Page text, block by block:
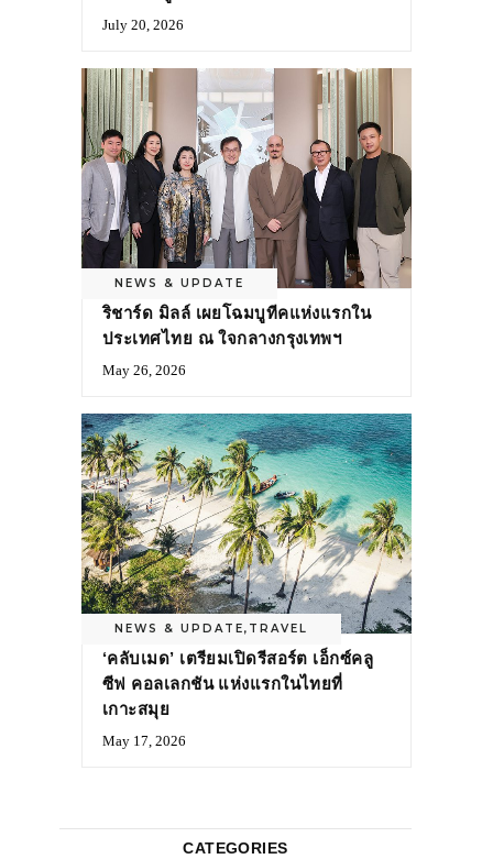
July 20, 2026
NEWS & UPDATE
ริชาร์ด มิลล์ เผยโฉมบูทีคแห่งแรกใน
ประเทศไทย ณ ใจกลางกรุงเทพฯ
May 26, 2026
NEWS & UPDATE, TRAVEL
‘คลับเมด’ เตรียมเปิดรีสอร์ต เอ็กซ์คลู
ซีฟ คอลเลกชัน แห่งแรกในไทยที่
เกาะสมุย
May 17, 2026
CATEGORIES